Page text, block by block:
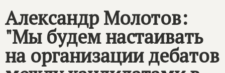
Контакты
Александр Молотов:
"Мы будем настаивать
на организации дебатов